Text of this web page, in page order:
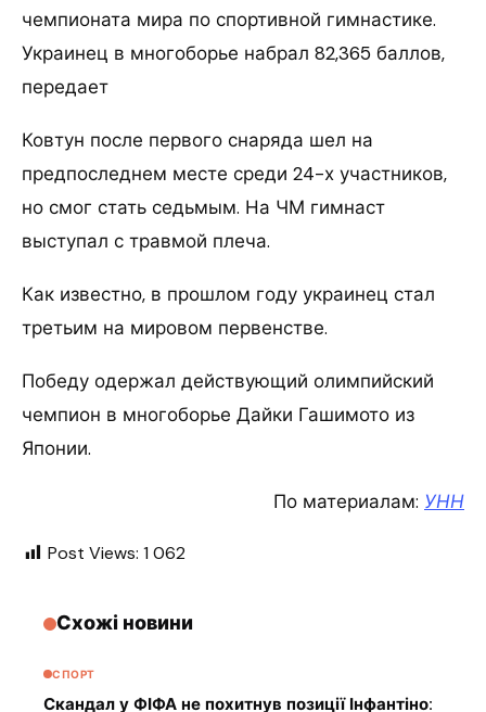
чемпионата мира по спортивной гимнастике.
Украинец в многоборье набрал 82,365 баллов,
передает
Ковтун после первого снаряда шел на
предпоследнем месте среди 24-х участников,
но смог стать седьмым. На ЧМ гимнаст
выступал с травмой плеча.
Как известно, в прошлом году украинец стал
третьим на мировом первенстве.
Победу одержал действующий олимпийский
чемпион в многоборье Дайки Гашимото из
Японии.
По материалам: УНН
Post Views: 1 062
Схожі новини
СПОРТ
Скандал у ФІФА не похитнув позиції Інфантіно: